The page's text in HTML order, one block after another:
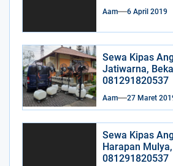
Aam 6 April 2019
Sewa Kipas
Jatiwarna,
081291820537
Aam 27 Maret
Sewa Kipas
Harapan
081291820537